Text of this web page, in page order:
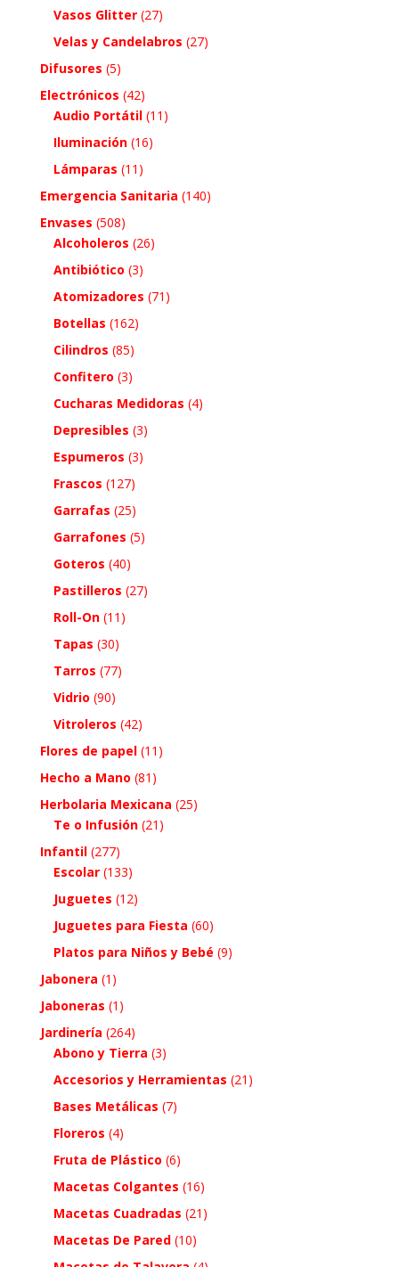
Vasos Glitter (27)
Velas y Candelabros (27)
Difusores (5)
Electrónicos (42)
Audio Portátil (11)
Iluminación (16)
Lámparas (11)
Emergencia Sanitaria (140)
Envases (508)
Alcoholeros (26)
Antibiótico (3)
Atomizadores (71)
Botellas (162)
Cilindros (85)
Confitero (3)
Cucharas Medidoras (4)
Depresibles (3)
Espumeros (3)
Frascos (127)
Garrafas (25)
Garrafones (5)
Goteros (40)
Pastilleros (27)
Roll-On (11)
Tapas (30)
Tarros (77)
Vidrio (90)
Vitroleros (42)
Flores de papel (11)
Hecho a Mano (81)
Herbolaria Mexicana (25)
Te o Infusión (21)
Infantil (277)
Escolar (133)
Juguetes (12)
Juguetes para Fiesta (60)
Platos para Niños y Bebé (9)
Jabonera (1)
Jaboneras (1)
Jardinería (264)
Abono y Tierra (3)
Accesorios y Herramientas (21)
Bases Metálicas (7)
Floreros (4)
Fruta de Plástico (6)
Macetas Colgantes (16)
Macetas Cuadradas (21)
Macetas De Pared (10)